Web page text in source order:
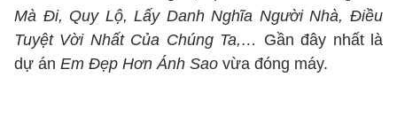
Mà Đi, Quy Lộ, Lấy Danh Nghĩa Người Nhà, Điều
Tuyệt Vời Nhất Của Chúng Ta,… Gần đây nhất là
dự án Em Đẹp Hơn Ánh Sao vừa đóng máy.